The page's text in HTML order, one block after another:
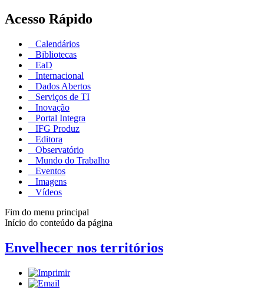
Acesso Rápido
Calendários
Bibliotecas
EaD
Internacional
Dados Abertos
Serviços de TI
Inovação
Portal Integra
IFG Produz
Editora
Observatório
Mundo do Trabalho
Eventos
Imagens
Vídeos
Fim do menu principal
Início do conteúdo da página
Envelhecer nos territórios